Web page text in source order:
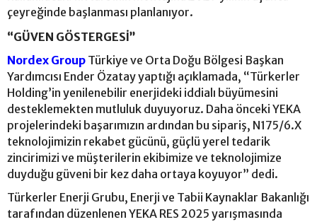
çeyreğinde başlanması planlanıyor.
“GÜVEN GÖSTERGESİ”
Nordex Group Türkiye ve Orta Doğu Bölgesi Başkan
Yardımcısı Ender Özatay yaptığı açıklamada, “Türkerler
Holding’in yenilenebilir enerjideki iddialı büyümesini
desteklemekten mutluluk duyuyoruz. Daha önceki YEKA
projelerindeki başarımızın ardından bu sipariş, N175/6.X
teknolojimizin rekabet gücünü, güçlü yerel tedarik
zincirimizi ve müşterilerin ekibimize ve teknolojimize
duyduğu güveni bir kez daha ortaya koyuyor” dedi.
Türkerler Enerji Grubu, Enerji ve Tabii Kaynaklar Bakanlığı
tarafından düzenlenen YEKA RES 2025 yarışmasında